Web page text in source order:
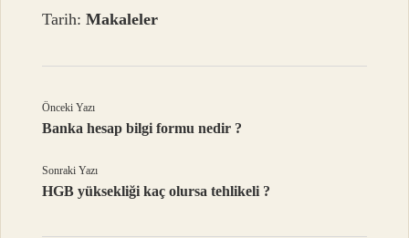
Tarih:Makaleler
Önceki Yazı
Banka hesap bilgi formu nedir ?
Sonraki Yazı
HGB yüksekliği kaç olursa tehlikeli ?